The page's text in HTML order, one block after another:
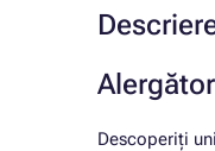
Descoperiți